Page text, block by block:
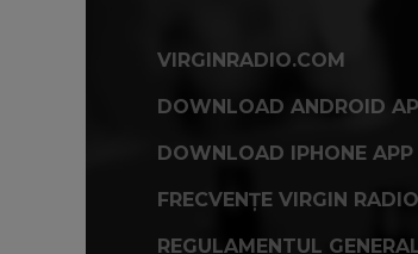
VIRGINRADIO.COM
DOWNLOAD ANDROID
DOWNLOAD IPHONE APP
FRECVENȚE VIRGIN
REGULAMENTUL